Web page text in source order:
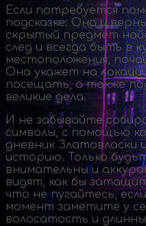
Если потребуется
подсказке. Она и
скрытый предмет
след и всегда быть в
местоположения,
Она укажет на
посещать, а также
великие дела.
И не забывайте
символы, с помощью
дневник Златовласки
историю. Только
внимательны и
видят, как бы
что не пугайтесь,
момент заметите у
волосатость и